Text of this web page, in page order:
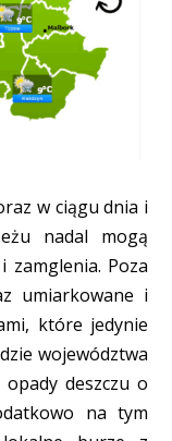
w ciągu dnia i
nadal mogą
zamglenia. Poza
umiarkowane i
które jedynie
województwa
deszczu o
na tym